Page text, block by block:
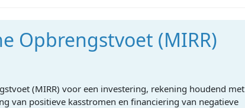
Opbrengstvoet (MIRR)
(MIRR) voor een investering, rekening houdend met
van positieve kasstromen en financiering van negatieve